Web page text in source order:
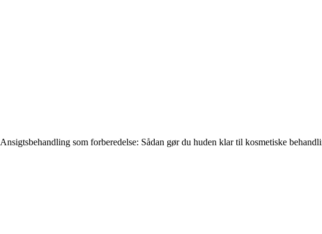
Ansigtsbehandling som forberedelse: Sådan gør du huden klar til kosmetiske